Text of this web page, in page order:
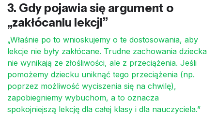
3. Gdy pojawia się argument o
„zakłócaniu lekcji”
„Właśnie po to wnioskujemy o te dostosowania, aby
lekcje nie były zakłócane. Trudne zachowania dziecka
nie wynikają ze złośliwości, ale z przeciążenia. Jeśli
pomożemy dziecku uniknąć tego przeciążenia (np.
poprzez możliwość wyciszenia się na chwilę),
zapobiegniemy wybuchom, a to oznacza
spokojniejszą lekcję dla całej klasy i dla nauczyciela.”